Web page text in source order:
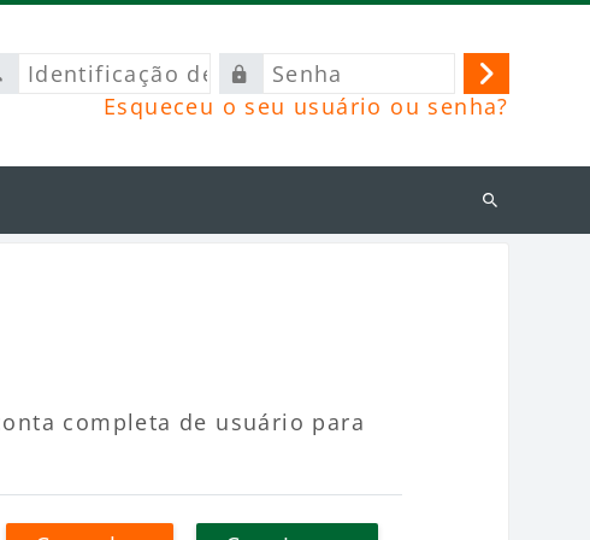
Senha
Acessar
Esqueceu o seu usuário ou senha?
Buscar
cursos
completa de usuário para